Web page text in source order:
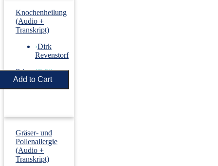
Knochenheilung
(Audio +
Transkript)
›Dirk
Revenstorf
Price: €5.50
Gräser- und
Pollenallergie
(Audio +
Transkript)